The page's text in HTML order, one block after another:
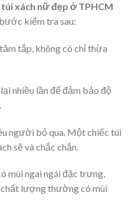
xách nữ đẹp ở TPHCM
kiểm tra sau:
tắp, không có chỉ thừa
nhiều lần để đảm bảo độ
người bỏ qua. Một chiếc túi
sẽ và chắc chắn.
mùi ngai ngái đặc trưng,
lượng thường có mùi